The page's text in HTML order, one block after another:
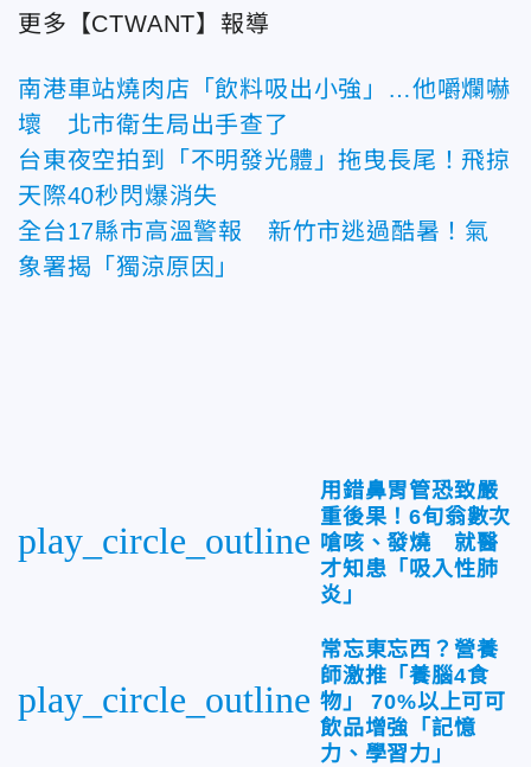
更多【CTWANT】報導
南港車站燒肉店「飲料吸出小強」…他嚼爛嚇
壞 北市衛生局出手查了
台東夜空拍到「不明發光體」拖曳長尾！飛掠
天際40秒閃爆消失
全台17縣市高溫警報 新竹市逃過酷暑！氣
象署揭「獨涼原因」
play_circle_outline
用錯鼻胃管恐致嚴
重後果！6旬翁數次
嗆咳、發燒 就醫
才知患「吸入性肺
炎」
play_circle_outline
常忘東忘西？營養
師激推「養腦4食
物」 70%以上可可
飲品增強「記憶
力、學習力」